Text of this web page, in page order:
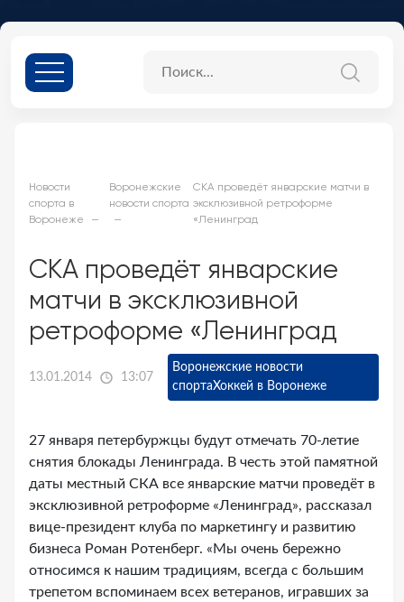
Новости
спорта в
Воронеже
Воронежские
новости спорта
СКА проведёт январские матчи в
эксклюзивной ретроформе
«Ленинград
СКА проведёт январские
матчи в эксклюзивной
ретроформе «Ленинград
13.01.2014 13:07
Воронежские новости
спортаХоккей в Воронеже
27 января петербуржцы будут отмечать 70-летие
снятия блокады Ленинграда. В честь этой памятной
даты местный СКА все январские матчи проведёт в
эксклюзивной ретроформе «Ленинград», рассказал
вице-президент клуба по маркетингу и развитию
бизнеса Роман Ротенберг. «Мы очень бережно
относимся к нашим традициям, всегда с большим
трепетом вспоминаем всех ветеранов, игравших за